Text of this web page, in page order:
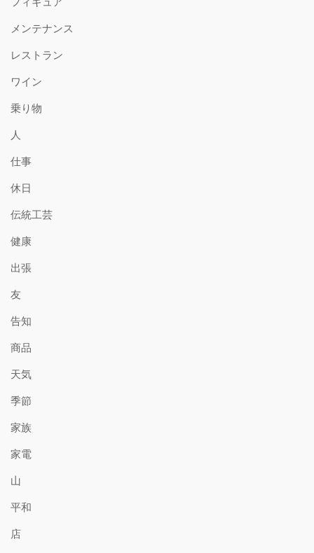
メンテナンス
レストラン
ワイン
乗り物
人
仕事
休日
伝統工芸
健康
出張
友
告知
商品
天気
季節
家族
家電
山
平和
店